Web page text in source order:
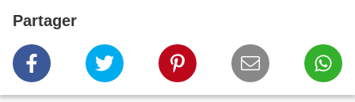
Partager